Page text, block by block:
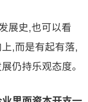
展史,也可以看
,而是有起有落,
仍持乐观态度。